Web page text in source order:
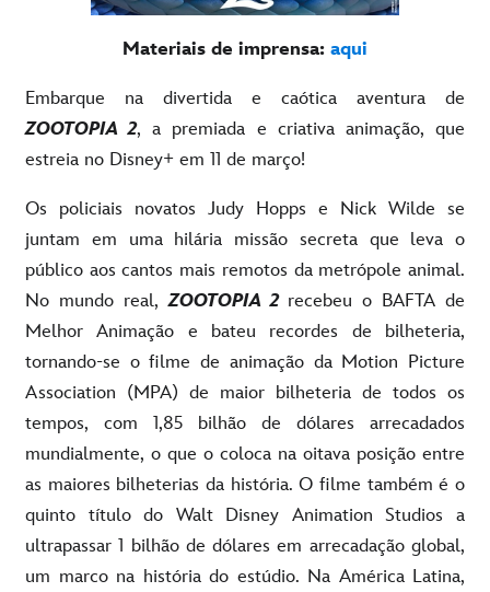
Materiais de imprensa: aqui
Embarque na divertida e caótica aventura de
ZOOTOPIA 2, a premiada e criativa animação, que
estreia no Disney+ em 11 de março!
Os policiais novatos Judy Hopps e Nick Wilde se
juntam em uma hilária missão secreta que leva o
público aos cantos mais remotos da metrópole animal.
No mundo real,ZOOTOPIA 2recebeu o BAFTA de
Melhor Animação e bateu recordes de bilheteria,
tornando-se o filme de animação da Motion Picture
Association (MPA) de maior bilheteria de todos os
tempos, com 1,85 bilhão de dólares arrecadados
mundialmente, o que o coloca na oitava posição entre
as maiores bilheterias da história. O filme também é o
quinto título do Walt Disney Animation Studios a
ultrapassar 1 bilhão de dólares em arrecadação global,
um marco na história do estúdio. Na América Latina,